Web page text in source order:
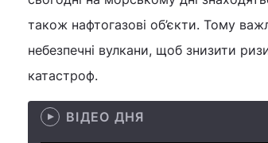
також нафтогазові об’єкти. Тому
небезпечні вулкани, щоб знизити
катастроф.
ВІДЕО ДНЯ